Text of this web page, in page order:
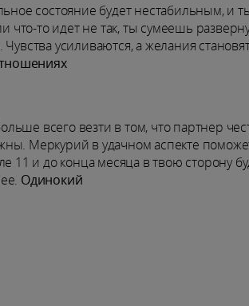
состояние будет нестабильным, и
что-то идет не так, ты сумеешь
усиливаются, а желания
всего везти в том, что партнер
Меркурий в удачном аспекте
11 и до конца месяца в твою сторону
Одинокий